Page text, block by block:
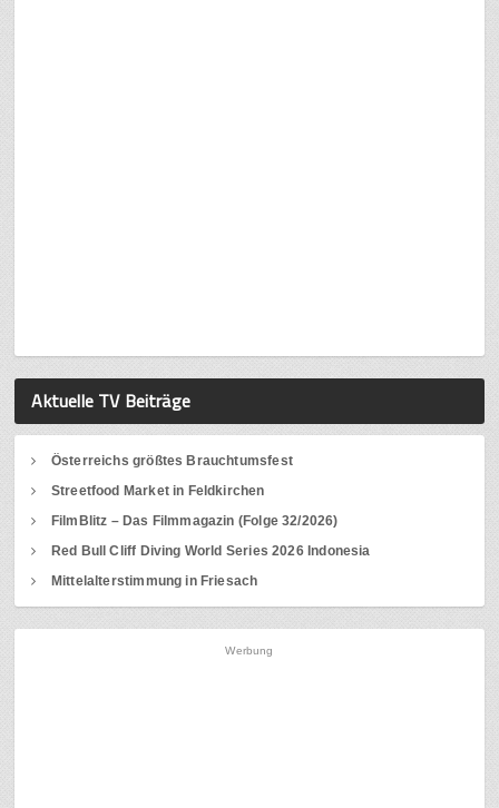
Aktuelle TV Beiträge
Österreichs größtes Brauchtumsfest
Streetfood Market in Feldkirchen
FilmBlitz – Das Filmmagazin (Folge 32/2026)
Red Bull Cliff Diving World Series 2026 Indonesia
Mittelalterstimmung in Friesach
Werbung